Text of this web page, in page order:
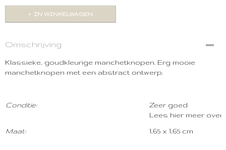
IN WINKELWAGEN
Omschrijving
Klassieke, goudkleurige manchetknopen. Erg mooie
manchetknopen met een abstract ontwerp.
Conditie:
Maat:
Zeer goed
Lees hier meer over
1,65 x 1,65 cm